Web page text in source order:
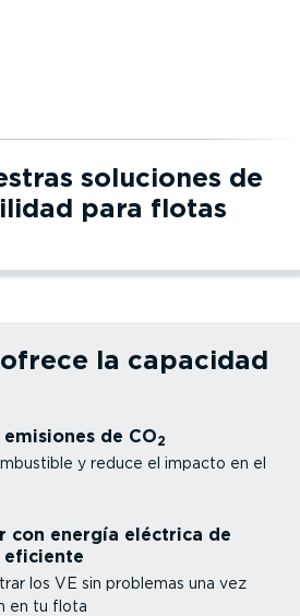
soluciones de
para flotas
la capacidad
de CO2
y reduce el impacto en el
con energía eléctrica de
eficiente
los VE sin problemas una vez
en tu flota